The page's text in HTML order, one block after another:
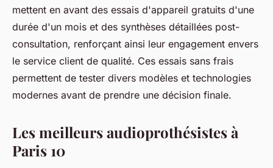
mettent en avant des essais d'appareil gratuits d'une
durée d'un mois et des synthèses détaillées post-
consultation, renforçant ainsi leur engagement envers
le service client de qualité. Ces essais sans frais
permettent de tester divers modèles et technologies
modernes avant de prendre une décision finale.
Les meilleurs audioprothésistes à
Paris 10